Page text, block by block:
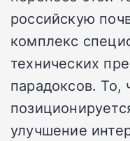
российскую
комплекс
технических
парадоксов. То,
улучшение